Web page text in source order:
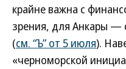
крайне важна с
зрения, для Анкары —
(см. “Ъ” от 5 июля).
«черноморской